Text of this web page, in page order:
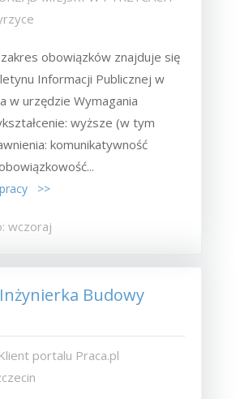
obowiązków znajduje się
Informacji Publicznej w
w urzędzie Wymagania
wyższe (w tym
komunikatywność
>>
wczoraj
Budowy
portalu Praca.pl